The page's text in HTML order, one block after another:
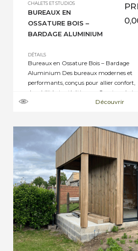
CHALETS ET STUDIOS
BUREAUX EN
OSSATURE BOIS –
BARDAGE ALUMINIUM
DÉTAILS
Bureaux en Ossature Bois – Bardage
Aluminium Des bureaux modernes et
performants, conçus pour allier confort,
durabilité et esthétisme. · Ossature bois :
structure solide et écoresponsable ·
isolation performante et luminosité
Couverture en membrane EPDM :
durable […]
Découvrir